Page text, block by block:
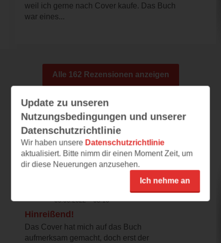
weil ich gerne nach Cover kaufe. Das Buch
war eines...
Alle 162 Rezensionen anzeigen
Leseeindrücke
06.06.2022 – 08:16
Hinreißend!
Das Cover hat mich auf das Buch
aufmerksam gemacht, doch erst der
Update zu unseren
Nutzungsbedingungen und unserer
Datenschutzrichtlinie
Wir haben unsere Datenschutzrichtlinie
aktualisiert. Bitte nimm dir einen Moment Zeit, um
dir diese Neuerungen anzusehen.
Ich nehme an